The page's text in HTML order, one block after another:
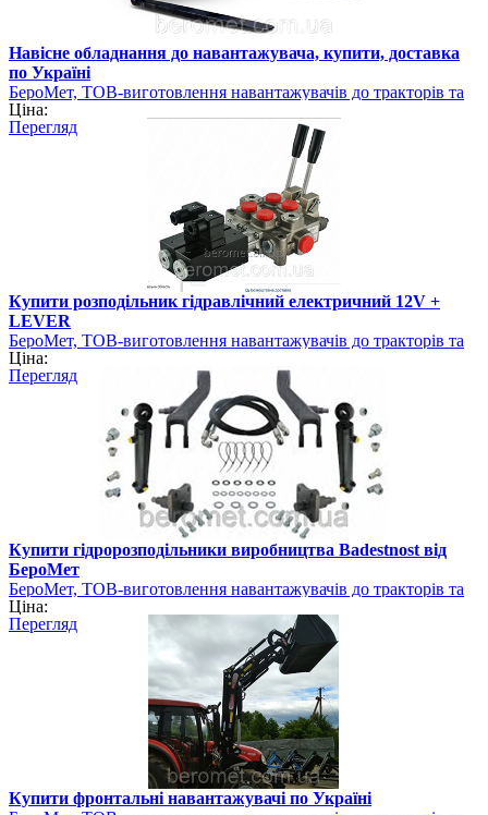
Навісне обладнання до навантажувача, купити, доставка
по Україні
БероМет, ТОВ-виготовлення навантажувачів до тракторів та
навісного обладнання
Ціна:
Перегляд
Купити розподільник гідравлічний електричний 12V +
LEVER
БероМет, ТОВ-виготовлення навантажувачів до тракторів та
навісного обладнання
Ціна:
Перегляд
Купити гідророзподільники виробництва Badestnost від
БероМет
БероМет, ТОВ-виготовлення навантажувачів до тракторів та
навісного обладнання
Ціна:
Перегляд
Купити фронтальні навантажувачі по Україні